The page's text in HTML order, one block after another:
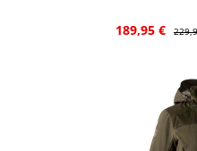
189,95 €